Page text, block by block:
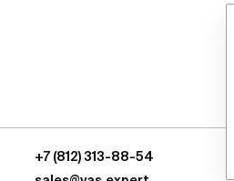
+7 (812) 313-88-54